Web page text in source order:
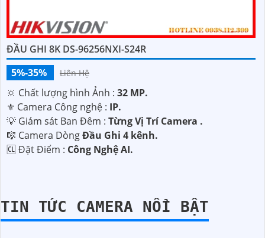
ĐẦU GHI 8K DS-96256NXI-S24R
5%-35%
Liên Hệ
🔆 Chất lượng hình Ảnh : 32 MP.
⚜️ Camera Công nghệ : IP.
💡 Giám sát Ban Đêm : Từng Vị Trí Camera .
🎼️ Camera DòngĐầu Ghi 4 kênh.
️🆑 Đặt Điểm : Công Nghệ AI.
TIN TỨC CAMERA NỔI BẬT